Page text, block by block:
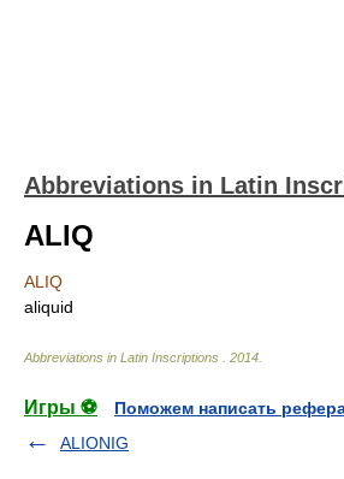
Abbreviations in Latin
ALIQ
ALIQ
aliquid
Abbreviations in Latin Inscriptions 2014
Игры ⚽
Поможем написать
ALIONIG